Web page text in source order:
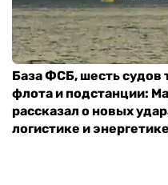
База ФСБ, шесть судов
флота и подстанции:
рассказал о новых
логистике и